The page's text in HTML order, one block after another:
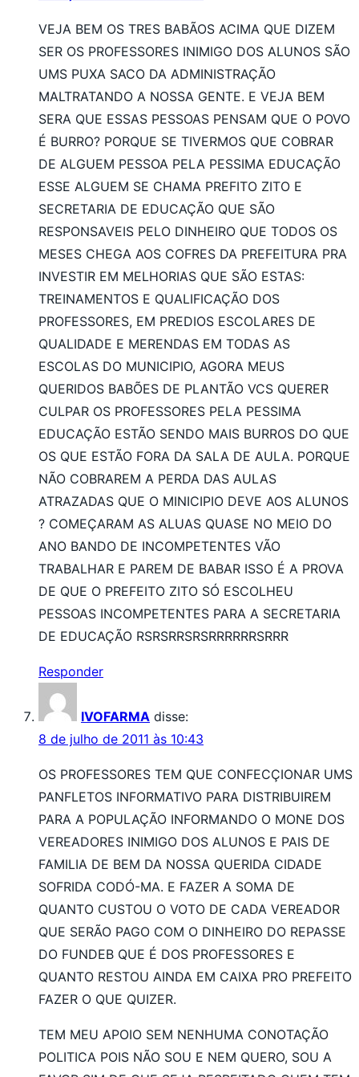
VEJA BEM OS TRES BABÃOS ACIMA QUE DIZEM
SER OS PROFESSORES INIMIGO DOS ALUNOS SÃO
UMS PUXA SACO DA ADMINISTRAÇÃO
MALTRATANDO A NOSSA GENTE. E VEJA BEM
SERA QUE ESSAS PESSOAS PENSAM QUE O POVO
É BURRO? PORQUE SE TIVERMOS QUE COBRAR
DE ALGUEM PESSOA PELA PESSIMA EDUCAÇÃO
ESSE ALGUEM SE CHAMA PREFITO ZITO E
SECRETARIA DE EDUCAÇÃO QUE SÃO
RESPONSAVEIS PELO DINHEIRO QUE TODOS OS
MESES CHEGA AOS COFRES DA PREFEITURA PRA
INVESTIR EM MELHORIAS QUE SÃO ESTAS:
TREINAMENTOS E QUALIFICAÇÃO DOS
PROFESSORES, EM PREDIOS ESCOLARES DE
QUALIDADE E MERENDAS EM TODAS AS
ESCOLAS DO MUNICIPIO, AGORA MEUS
QUERIDOS BABÕES DE PLANTÃO VCS QUERER
CULPAR OS PROFESSORES PELA PESSIMA
EDUCAÇÃO ESTÃO SENDO MAIS BURROS DO QUE
OS QUE ESTÃO FORA DA SALA DE AULA. PORQUE
NÃO COBRAREM A PERDA DAS AULAS
ATRAZADAS QUE O MINICIPIO DEVE AOS ALUNOS
? COMEÇARAM AS ALUAS QUASE NO MEIO DO
ANO BANDO DE INCOMPETENTES VÃO
TRABALHAR E PAREM DE BABAR ISSO É A PROVA
DE QUE O PREFEITO ZITO SÓ ESCOLHEU
PESSOAS INCOMPETENTES PARA A SECRETARIA
DE EDUCAÇÃO RSRSRRSRSRRRRRRSRRR
Responder
IVOFARMA disse:
8 de julho de 2011 às 10:43
OS PROFESSORES TEM QUE CONFECÇIONAR UMS
PANFLETOS INFORMATIVO PARA DISTRIBUIREM
PARA A POPULAÇÃO INFORMANDO O MONE DOS
VEREADORES INIMIGO DOS ALUNOS E PAIS DE
FAMILIA DE BEM DA NOSSA QUERIDA CIDADE
SOFRIDA CODÓ-MA. E FAZER A SOMA DE
QUANTO CUSTOU O VOTO DE CADA VEREADOR
QUE SERÃO PAGO COM O DINHEIRO DO REPASSE
DO FUNDEB QUE É DOS PROFESSORES E
QUANTO RESTOU AINDA EM CAIXA PRO PREFEITO
FAZER O QUE QUIZER.
TEM MEU APOIO SEM NENHUMA CONOTAÇÃO
POLITICA POIS NÃO SOU E NEM QUERO, SOU A